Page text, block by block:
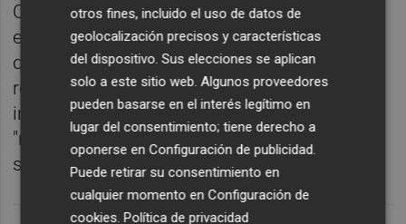
Comunitat Valenciana, Pilar Bernabé, ha
explicado en declaraciones a los medios
que, según las revisiones aguas adentro
realizadas por Salvamento Marítimo a
instancias de Capitanía Marítima este lunes,
"no parece un vertido procedente del mar"
sino que "está en la costa localizado".
otros fines, incluido el uso de datos de
geolocalización precisos y características
del dispositivo. Sus elecciones se aplican
solo a este sitio web. Algunos proveedores
pueden basarse en el interés legítimo en
lugar del consentimiento; tiene derecho a
oponerse enConfiguración de publicidad.
Puede retirar su consentimiento en
cualquier momento enConfiguración de
cookies.Política de privacidad